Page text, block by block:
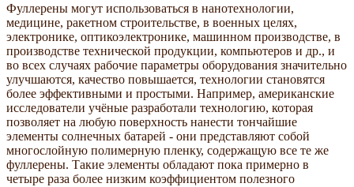
Фуллерены могут использоваться в нанотехнологии,
медицине, ракетном строительстве, в военных целях,
электронике, оптикоэлектронике, машинном производстве, в
производстве технической продукции, компьютеров и др., и
во всех случаях рабочие параметры оборудования значительно
улучшаются, качество повышается, технологии становятся
более эффективными и простыми. Например, американские
исследователи учёные разработали технологию, которая
позволяет на любую поверхность нанести тончайшие
элементы солнечных батарей - они представляют собой
многослойную полимерную пленку, содержащую все те же
фуллерены. Такие элементы обладают пока примерно в
четыре раза более низким коэффициентом полезного